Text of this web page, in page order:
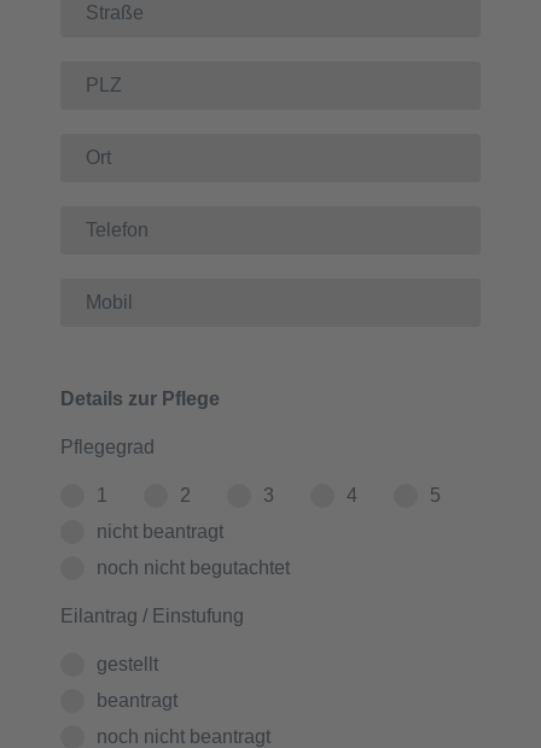
Details zur Pflege
Pflegegrad
1 2 3 4
5
nicht beantragt
noch nicht begutachtet
Eilantrag / Einstufung
gestellt
beantragt
noch nicht beantragt